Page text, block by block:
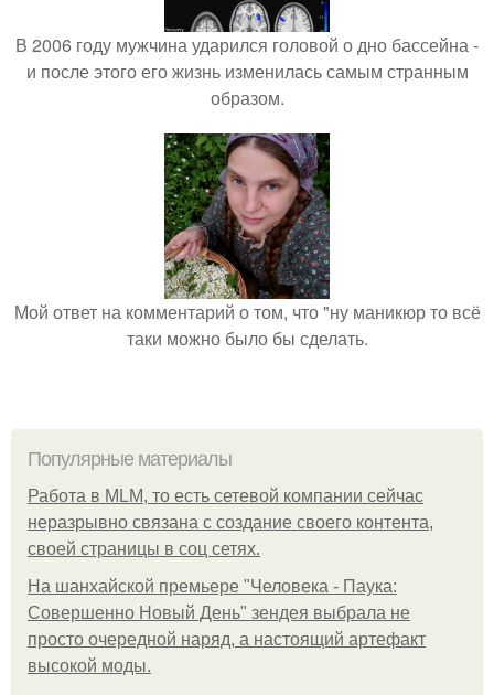
В 2006 году мужчина ударился головой о дно бассейна -
и после этого его жизнь изменилась самым странным
образом.
Мой ответ на комментарий о том, что "ну маникюр то всё
таки можно было бы сделать.
Популярные материалы
Работа в MLM, то есть сетевой компании сейчас
неразрывно связана с создание своего контента,
своей страницы в соц сетях.
На шанхайской премьере "Человека - Паука:
Совершенно Новый День" зендея выбрала не
просто очередной наряд, а настоящий артефакт
высокой моды.